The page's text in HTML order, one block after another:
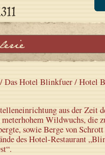
/Das Hotel Blinkfuer/ Hotel
aus der Zeit
meterhohem Wildwuchs, die
sowie Berge von
des Hotel-Restaurant